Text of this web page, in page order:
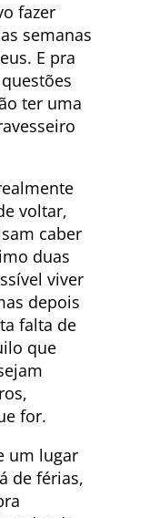
fazer
semanas
E pra
ter uma
voltar,
caber
duas
viver
depois
falta de
que
for.
um lugar
de férias,